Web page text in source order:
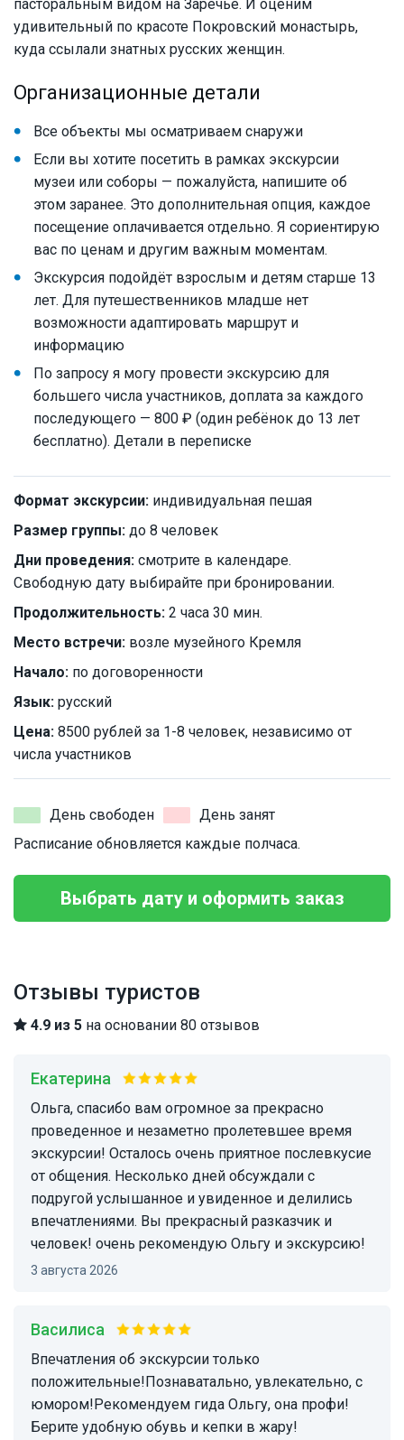
пасторальным видом на Заречье. И оценим
удивительный по красоте Покровский монастырь,
куда ссылали знатных русских женщин.
Организационные детали
Все объекты мы осматриваем снаружи
Если вы хотите посетить в рамках экскурсии
музеи или соборы — пожалуйста, напишите об
этом заранее. Это дополнительная опция, каждое
посещение оплачивается отдельно. Я сориентирую
вас по ценам и другим важным моментам.
Экскурсия подойдёт взрослым и детям старше 13
лет. Для путешественников младше нет
возможности адаптировать маршрут и
информацию
По запросу я могу провести экскурсию для
большего числа участников, доплата за каждого
последующего — 800 ₽ (один ребёнок до 13 лет
бесплатно). Детали в переписке
Формат экскурсии: индивидуальная пешая
Размер группы: до 8 человек
Дни проведения: смотрите в календаре.
Свободную дату выбирайте при бронировании.
Продолжительность: 2 часа 30 мин.
Место встречи: возле музейного Кремля
Начало: по договоренности
Язык: русский
Цена: 8500 рублей за 1-8 человек, независимо от
числа участников
День свободен
День занят
Расписание обновляется каждые полчаса.
Выбрать дату и оформить заказ
Отзывы туристов
4.9 из 5 на основании 80 отзывов
Екатерина
Ольга, спасибо вам огромное за прекрасно
проведенное и незаметно пролетевшее время
экскурсии! Осталось очень приятное послевкусие
от общения. Несколько дней обсуждали с
подругой услышанное и увиденное и делились
впечатлениями. Вы прекрасный разказчик и
человек! очень рекомендую Ольгу и экскурсию!
3 августа 2026
Василиса
впечатления об экскурсии только
положительные!Познаватально, увлекательно, с
юмором!Рекомендуем гида Ольгу, она профи!
Берите удобную обувь и кепки в жару!